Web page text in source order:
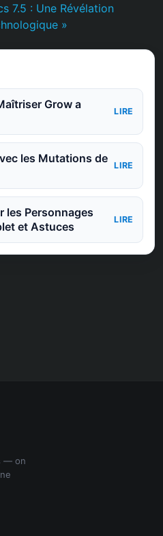
7.5 : Une Révélation
»
Grow a
LIRE
les Mutations de
LIRE
les Personnages
et Astuces
LIRE
— on